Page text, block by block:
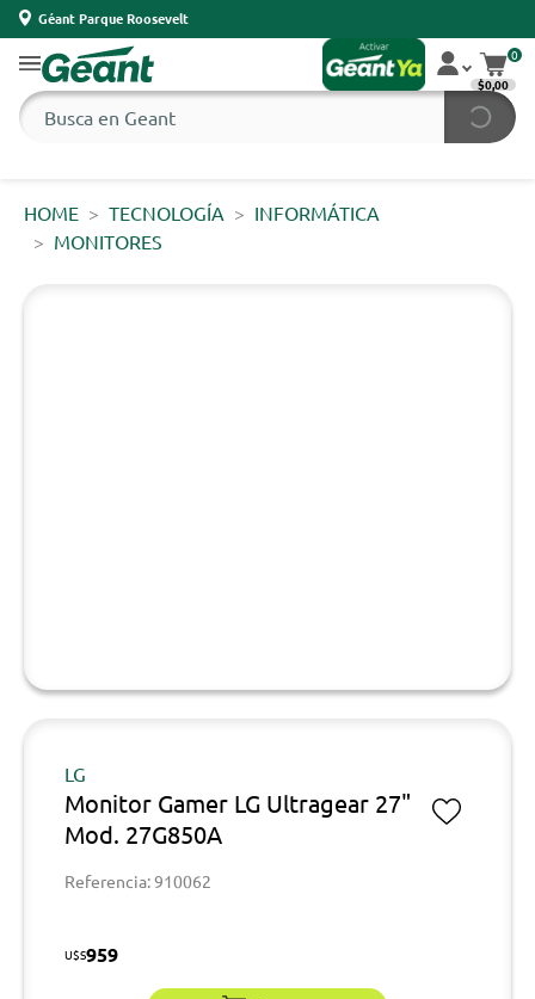
Géant Parque Roosevelt
0
$0,00
HOME TECNOLOGÍA
INFORMÁTICA
MONITORES
LG
Monitor Gamer LG Ultragear 27"
Mod. 27G850A
Referencia: 910062
U$S959